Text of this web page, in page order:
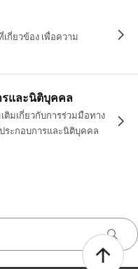
กี่ยวข้อง เพื่อความ
และนิติบุคคล
ติมเกี่ยวกับการร่วมมือทาง
ระกอบการและนิติบุคคล